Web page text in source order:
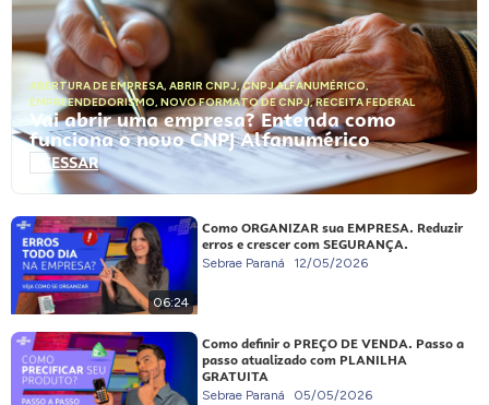
ABERTURA DE EMPRESA, ABRIR CNPJ,CNPJ ALFANUMÉRICO,
EMPREENDEDORISMO, NOVO FORMATO DE CNPJ,RECEITA FEDERAL
Vai abrir uma empresa? Entenda como
funciona o novo CNPJ Alfanumérico
ACESSAR
06:24
Como ORGANIZAR sua EMPRESA. Reduzir
erros e crescer com SEGURANÇA.
Sebrae Paraná 12/05/2026
Como definir o PREÇO DE VENDA. Passo a
passo atualizado com PLANILHA
GRATUITA
Sebrae Paraná 05/05/2026